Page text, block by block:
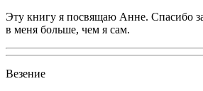
Эту книгу я посвящаю Анне. Спасибо
в меня больше, чем я сам.
Везение